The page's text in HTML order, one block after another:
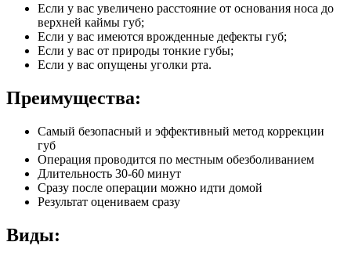
Если у вас увеличено расстояние от основания носа до
верхней каймы губ;
Если у вас имеются врожденные дефекты губ;
Если у вас от природы тонкие губы;
Если у вас опущены уголки рта.
Преимущества:
Самый безопасный и эффективный метод коррекции
губ
Операция проводится по местным обезболиванием
Длительность 30-60 минут
Сразу после операции можно идти домой
Результат оцениваем сразу
Виды: